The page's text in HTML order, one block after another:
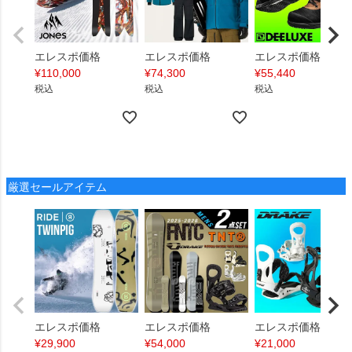
エレスポ価格
¥110,000
税込
エレスポ価格
¥74,300
税込
エレスポ価格
¥55,440
税込
厳選セールアイテム
エレスポ価格
¥29,900
エレスポ価格
¥54,000
エレスポ価格
¥21,000